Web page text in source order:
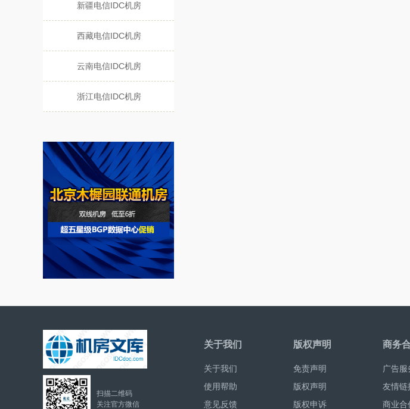
新疆电信IDC机房
西藏电信IDC机房
云南电信IDC机房
浙江电信IDC机房
扫描二维码
关注官方微信
关于我们
关于我们
使用帮助
意见反馈
版权声明
免责声明
版权声明
版权申诉
商务
广告服
友情链
商业合